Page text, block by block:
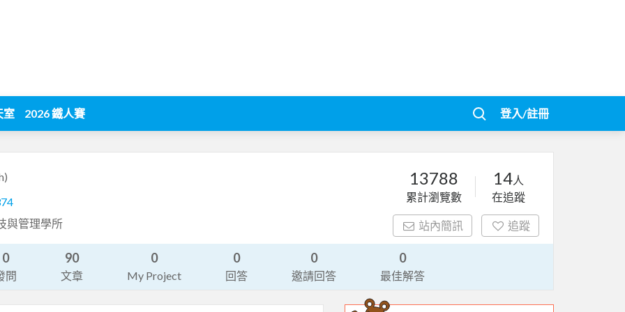
室 2026 鐵人賽 登入/註冊
與管理學所
13788
累計瀏覽數
14人
在追蹤
站內簡訊 追蹤
0
問
90
文章
0
My Project
0
回答
0
邀請回答
0
最佳解答